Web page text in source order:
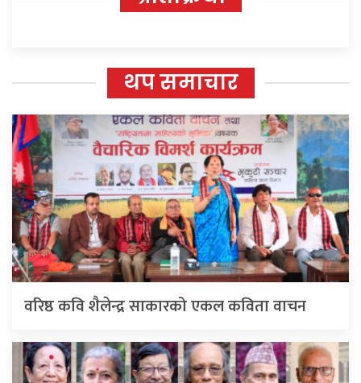
थप समाचार
वरिष्ठ कवि शैलेन्द्र साकारको एकल कविता वाचन